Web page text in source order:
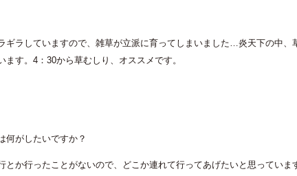
ギラしていますので、雑草が立派に育ってしまいました…炎天下の中、
ます。4：30から草むしり、オススメです。
何がしたいですか？
とか行ったことがないので、どこか連れて行ってあげたいと思っていま